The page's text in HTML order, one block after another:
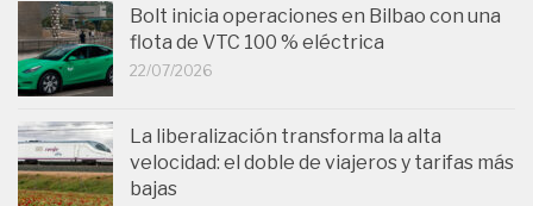
Bolt inicia operaciones en Bilbao con una
flota de VTC 100 % eléctrica
22/07/2026
La liberalización transforma la alta
velocidad: el doble de viajeros y tarifas más
bajas